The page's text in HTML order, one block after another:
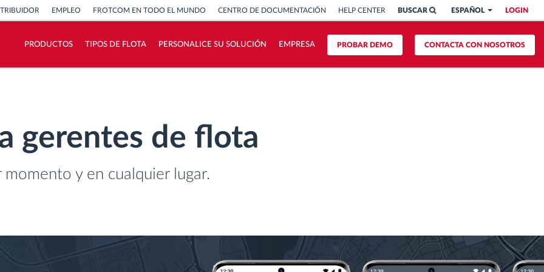
LOGIN
ESPAÑOL
BUSCAR
EMPLEO FROTCOM EN TODO EL MUNDO CENTRO DE DOCUMENTACIÓN HELP CENTER
CONTACTA CON NOSOTROS
PROBAR DEMO
PRODUCTOS TIPOS DE FLOTA PERSONALICE SU SOLUCIÓN EMPRESA
Calculadora de ahorro
gerentes de flota
y en cualquier lugar.